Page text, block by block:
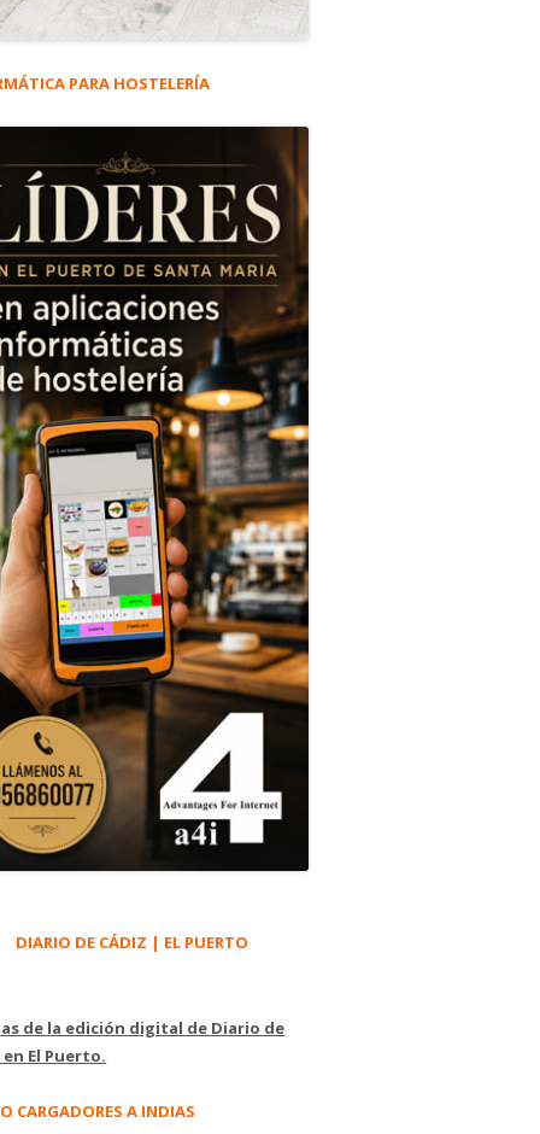
PARA HOSTELERÍA
DIARIO DE CÁDIZ | EL PUERTO
de la edición digital de Diario de
en El Puerto.
CARGADORES A INDIAS